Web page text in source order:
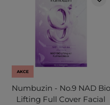
AKCE
Numbuzin - No.9 NAD Bio
Lifting Full Cover Facial